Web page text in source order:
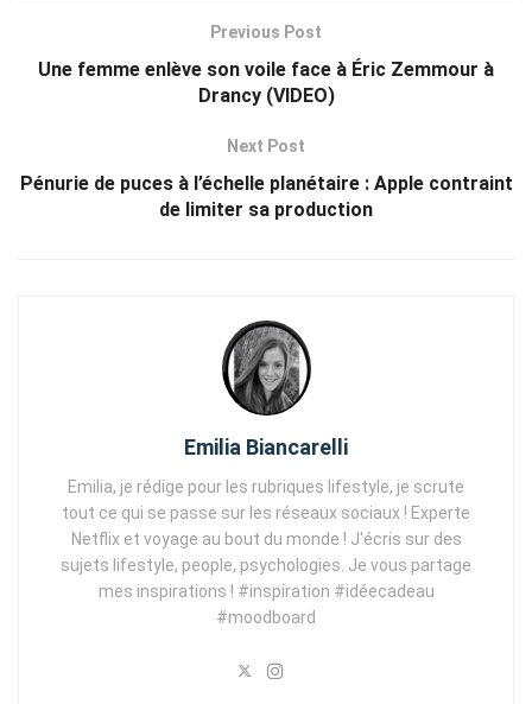
Previous Post
Une femme enlève son voile face à Éric Zemmour à
Drancy (VIDEO)
Next Post
Pénurie de puces à l’échelle planétaire : Apple contraint
de limiter sa production
Emilia Biancarelli
Emilia, je rédige pour les rubriques lifestyle, je scrute
tout ce qui se passe sur les réseaux sociaux ! Experte
Netflix et voyage au bout du monde ! J'écris sur des
sujets lifestyle, people, psychologies. Je vous partage
mes inspirations ! #inspiration #idéecadeau
#moodboard